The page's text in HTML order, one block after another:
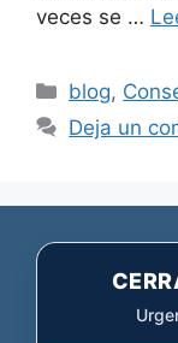
veces se …
Categorías
blog,
Deja un